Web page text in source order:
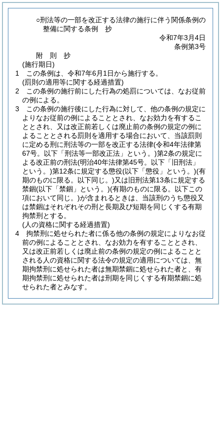
○刑法等の一部を改正する法律の施行に伴う関係条例の
整備に関する条例 抄
令和7年3月4日
条例第3号
附 則
抄
(施行期日)
1
この条例は、令和7年6月1日から施行する。
(罰則の適用等に関する経過措置)
2
この条例の施行前にした行為の処罰については、なお従前
の例による。
3
この条例の施行後にした行為に対して、他の条例の規定に
よりなお従前の例によることとされ、なお効力を有するこ
ととされ、又は改正前若しくは廃止前の条例の規定の例に
よることとされる罰則を適用する場合において、当該罰則
に定める刑に刑法等の一部を改正する法律(令和4年法律第
67号。以下「刑法等一部改正法」という。)第2条の規定に
よる改正前の刑法(明治40年法律第45号。以下「旧刑法」
という。)第12条に規定する懲役(以下「懲役」という。)(有
期のものに限る。以下同じ。)又は旧刑法第13条に規定する
禁錮(以下「禁錮」という。)(有期のものに限る。以下この
項において同じ。)が含まれるときは、当該刑のうち懲役又
は禁錮はそれぞれその刑と長期及び短期を同じくする有期
拘禁刑とする。
(人の資格に関する経過措置)
4
拘禁刑に処せられた者に係る他の条例の規定によりなお従
前の例によることとされ、なお効力を有することとされ、
又は改正前若しくは廃止前の条例の規定の例によることと
される人の資格に関する法令の規定の適用については、無
期拘禁刑に処せられた者は無期禁錮に処せられた者と、有
期拘禁刑に処せられた者は刑期を同じくする有期禁錮に処
せられた者とみなす。